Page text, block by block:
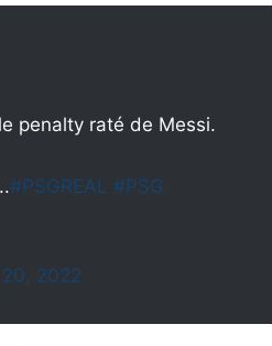
penalty raté de Messi.
#PSGREAL
#PSG
2022